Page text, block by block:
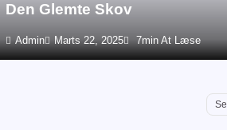
Den Glemte Skov
Admin Marts 22, 2025 7min At Læse